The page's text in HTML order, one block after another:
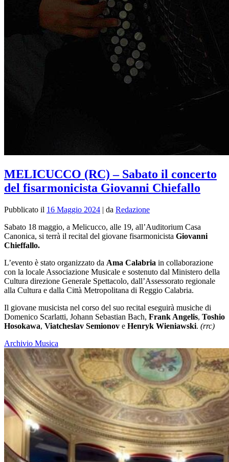
MELICUCCO (RC) – Sabato il concerto
del fisarmonicista Giovanni Chiefallo
Pubblicato il 16 Maggio 2024 | da Redazione
Sabato 18 maggio, a Melicucco, alle 19, all’Auditorium Casa
Canonica, si terrà il recital del giovane fisarmonicista Giovanni
Chieffallo.
L’evento è stato organizzato da Ama Calabria in collaborazione
con la locale Associazione Musicale e sostenuto dal Ministero della
Cultura direzione Generale Spettacolo, dall’Assessorato regionale
alla Cultura e dalla Città Metropolitana di Reggio Calabria.
Il giovane musicista nel corso del suo recital eseguirà musiche di
Domenico Scarlatti, Johann Sebastian Bach, Frank Angelis, Toshio
Hosokawa, Viatcheslav Semionov e Henryk Wieniawski. (rrc)
Archivio Musica